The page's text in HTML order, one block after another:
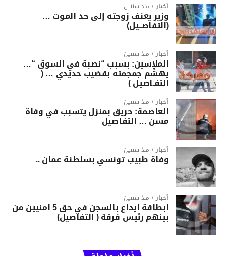
أخبار منذ سنتين
وزير يعنف زوجته إلى حد الموت …
(التفاصــيل)
أخبار منذ سنتين
الملاسين: بسبب “نصبة في السوق “…
يهشّم جمجمته بقضيب حديدي … (
التفـاصيل )
أخبار منذ سنتين
العاصمة: حريق بمنزل يتسبب في وفاة
مسن … التفاصيل
أخبار منذ سنتين
وفاة طبيب تونسي بسلطنة عمان ..
أخبار منذ سنتين
ابطاقة ايداع بالسجن في حق 5 امنيين من
بينهم رئيس فرقة ( التفاصيل)